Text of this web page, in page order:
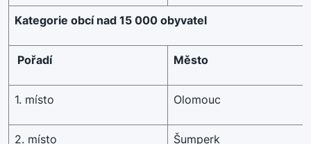
Kategorie obcí nad 15 000 obyvatel
Pořadí Město
1. místo Olomouc
2. místo Šumperk